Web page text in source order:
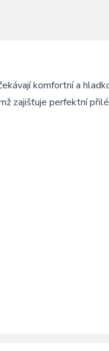
komfortní a
zajišťuje perfektní